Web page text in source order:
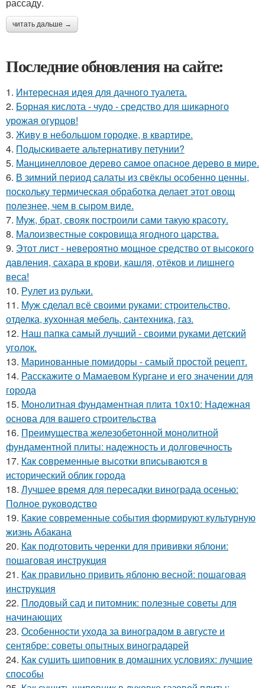
читать дальше →
Последние обновления на сайте:
1. Интересная идея для дачного туалета.
2. Борная кислота - чудо - средство для шикарного
урожая огурцов!
3. Живу в небольшом городке, в квартире.
4. Подыскиваете альтернативу петунии?
5. Манцинелловое дерево самое опасное дерево в мире.
6. В зимний период салаты из свёклы особенно ценны,
поскольку термическая обработка делает этот овощ
полезнее, чем в сыром виде.
7. Муж, брат, свояк построили сами такую красоту.
8. Малоизвестные сокровища ягодного царства.
9. Этот лист - невероятно мощное средство от высокого
давления, сахара в крови, кашля, отёков и лишнего
веса!
10. Рулет из рульки.
11. Муж сделал всё своими руками: строительство,
отделка, кухонная мебель, сантехника, газ.
12. Наш папка самый лучший - своими руками детский
уголок.
13. Маринованные помидоры - самый простой рецепт.
14. Расскажите о Мамаевом Кургане и его значении для
города
15. Монолитная фундаментная плита 10х10: Надежная
основа для вашего строительства
16. Преимущества железобетонной монолитной
фундаментной плиты: надежность и долговечность
17. Как современные высотки вписываются в
исторический облик города
18. Лучшее время для пересадки винограда осенью:
Полное руководство
19. Какие современные события формируют культурную
жизнь Абакана
20. Как подготовить черенки для прививки яблони:
пошаговая инструкция
21. Как правильно привить яблоню весной: пошаговая
инструкция
22. Плодовый сад и питомник: полезные советы для
начинающих
23. Особенности ухода за виноградом в августе и
сентябре: советы опытных виноградарей
24. Как сушить шиповник в домашних условиях: лучшие
способы